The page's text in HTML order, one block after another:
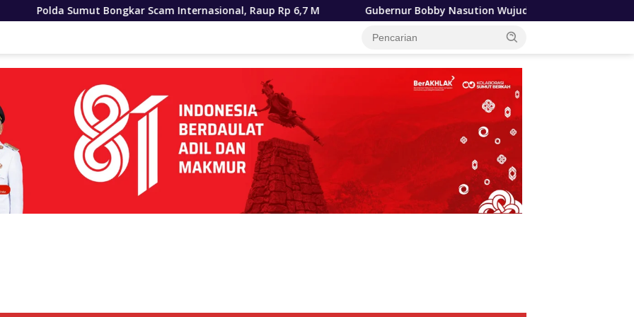
Bongkar Scam Internasional, Raup Rp 6,7 M Gubernur Bobby Nasution Wujudkan Impian SMPN 4 Sitolu Ori Miliki